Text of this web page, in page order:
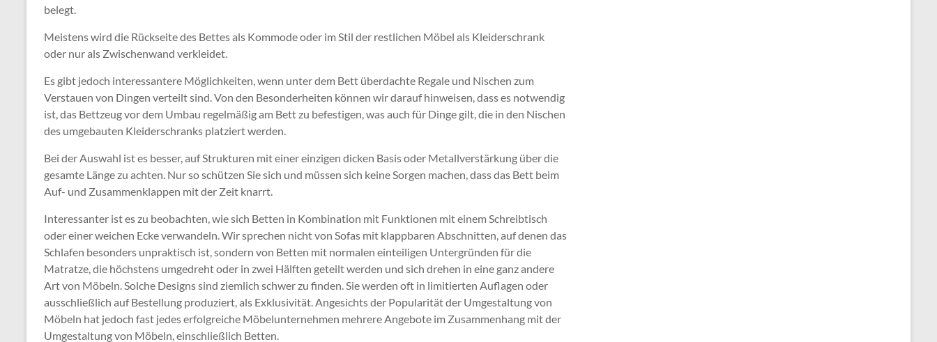
belegt.
Meistens wird die Rückseite des Bettes als Kommode oder im Stil der restlichen Möbel als Kleiderschrank
oder nur als Zwischenwand verkleidet.
Es gibt jedoch interessantere Möglichkeiten, wenn unter dem Bett überdachte Regale und Nischen zum
Verstauen von Dingen verteilt sind. Von den Besonderheiten können wir darauf hinweisen, dass es notwendig
ist, das Bettzeug vor dem Umbau regelmäßig am Bett zu befestigen, was auch für Dinge gilt, die in den Nischen
des umgebauten Kleiderschranks platziert werden.
Bei der Auswahl ist es besser, auf Strukturen mit einer einzigen dicken Basis oder Metallverstärkung über die
gesamte Länge zu achten. Nur so schützen Sie sich und müssen sich keine Sorgen machen, dass das Bett beim
Auf- und Zusammenklappen mit der Zeit knarrt.
Interessanter ist es zu beobachten, wie sich Betten in Kombination mit Funktionen mit einem Schreibtisch
oder einer weichen Ecke verwandeln. Wir sprechen nicht von Sofas mit klappbaren Abschnitten, auf denen das
Schlafen besonders unpraktisch ist, sondern von Betten mit normalen einteiligen Untergründen für die
Matratze, die höchstens umgedreht oder in zwei Hälften geteilt werden und sich drehen in eine ganz andere
Art von Möbeln. Solche Designs sind ziemlich schwer zu finden. Sie werden oft in limitierten Auflagen oder
ausschließlich auf Bestellung produziert, als Exklusivität. Angesichts der Popularität der Umgestaltung von
Möbeln hat jedoch fast jedes erfolgreiche Möbelunternehmen mehrere Angebote im Zusammenhang mit der
Umgestaltung von Möbeln, einschließlich Betten.